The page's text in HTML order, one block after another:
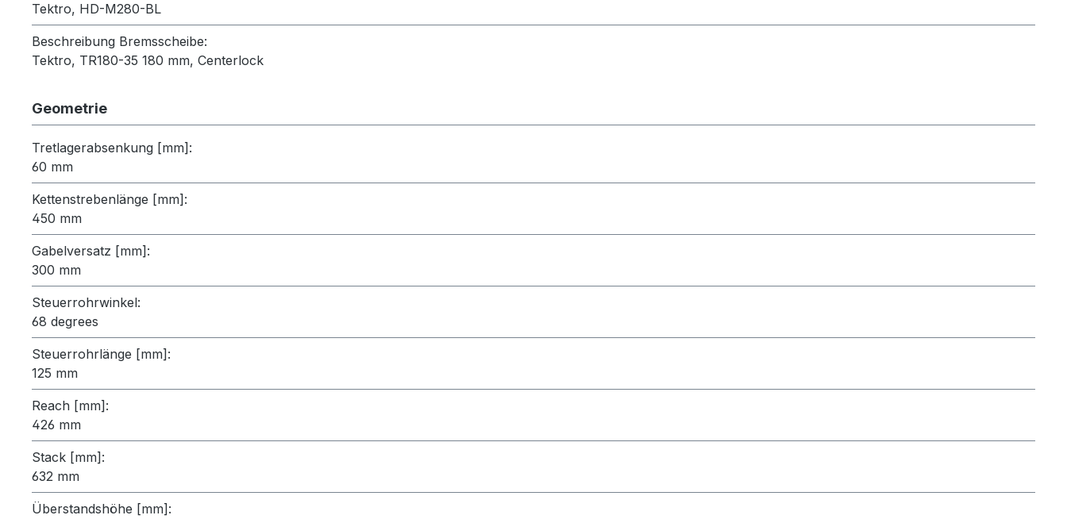
Tektro, HD-M280-BL
Beschreibung Bremsscheibe:
Tektro, TR180-35 180 mm, Centerlock
Geometrie
Tretlagerabsenkung [mm]:
60 mm
Kettenstrebenlänge [mm]:
450 mm
Gabelversatz [mm]:
300 mm
Steuerrohrwinkel:
68 degrees
Steuerrohrlänge [mm]:
125 mm
Reach [mm]:
426 mm
Stack [mm]:
632 mm
Überstandshöhe [mm]: